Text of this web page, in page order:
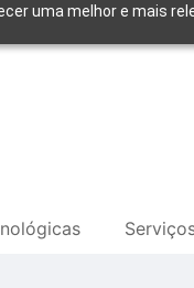
uma melhor e mais